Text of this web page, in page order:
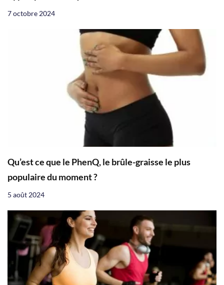
7 octobre 2024
Qu’est ce que le PhenQ, le brûle-graisse le plus
populaire du moment ?
5 août 2024